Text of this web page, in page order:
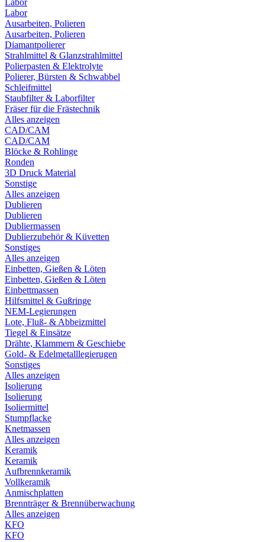
Labor
Labor
Ausarbeiten, Polieren
Ausarbeiten, Polieren
Diamantpolierer
Strahlmittel & Glanzstrahlmittel
Polierpasten & Elektrolyte
Polierer, Bürsten & Schwabbel
Schleifmittel
Staubfilter & Laborfilter
Fräser für die Frästechnik
Alles anzeigen
CAD/CAM
CAD/CAM
Blöcke & Rohlinge
Ronden
3D Druck Material
Sonstige
Alles anzeigen
Dublieren
Dublieren
Dubliermassen
Dublierzubehör & Küvetten
Sonstiges
Alles anzeigen
Einbetten, Gießen & Löten
Einbetten, Gießen & Löten
Einbettmassen
Hilfsmittel & Gußringe
NEM-Legierungen
Lote, Fluß- & Abbeizmittel
Tiegel & Einsätze
Drähte, Klammern & Geschiebe
Gold- & Edelmetalllegierugen
Sonstiges
Alles anzeigen
Isolierung
Isolierung
Isoliermittel
Stumpflacke
Knetmassen
Alles anzeigen
Keramik
Keramik
Aufbrennkeramik
Vollkeramik
Anmischplatten
Brennträger & Brennüberwachung
Alles anzeigen
KFO
KFO